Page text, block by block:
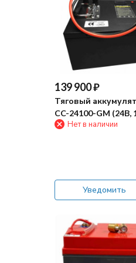
139 900₽
Тяговый
CC-24100-GM (24В,
Нет в наличии
Уведомить